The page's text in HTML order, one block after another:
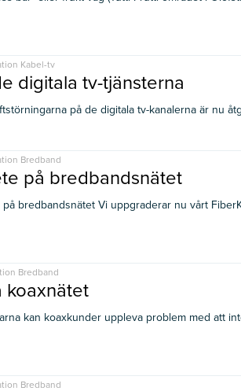
Kabel-tv
digitala tv-tjänsterna
på de digitala tv-kanalerna är nu
Bredband
på bredbandsnätet
bredbandsnätet Vi uppgraderar nu vårt
Bredband
koaxnätet
kan koaxkunder uppleva problem med att
Bredband